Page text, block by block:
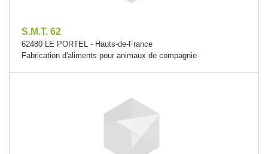
S.M.T. 62
62480 LE PORTEL - Hauts-de-France
Fabrication d'aliments pour animaux de compagnie